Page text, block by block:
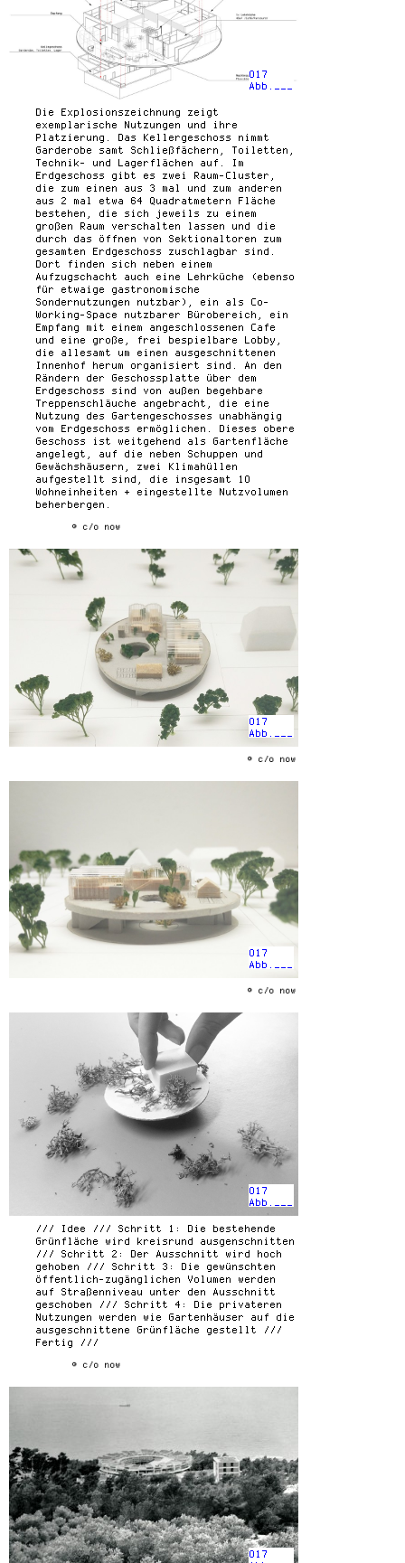
017
Abb.___
Die Explosionszeichnung zeigt
exemplarische Nutzungen und ihre
Platzierung. Das Kellergeschoss nimmt
Garderobe samt Schließfächern, Toiletten,
Technik- und Lagerflächen auf. Im
Erdgeschoss gibt es zwei Raum-Cluster,
die zum einen aus 3 mal und zum anderen
aus 2 mal etwa 64 Quadratmetern Fläche
bestehen, die sich jeweils zu einem
großen Raum verschalten lassen und die
durch das öffnen von Sektionaltoren zum
gesamten Erdgeschoss zuschlagbar sind.
Dort finden sich neben einem
Aufzugschacht auch eine Lehrküche (ebenso
für etwaige gastronomische
Sondernutzungen nutzbar), ein als Co-
Working-Space nutzbarer Bürobereich, ein
Empfang mit einem angeschlossenen Cafe
und eine große, frei bespielbare Lobby,
die allesamt um einen ausgeschnittenen
Innenhof herum organisiert sind. An den
Rändern der Geschossplatte über dem
Erdgeschoss sind von außen begehbare
Treppenschläuche angebracht, die eine
Nutzung des Gartengeschosses unabhängig
vom Erdgeschoss ermöglichen. Dieses obere
Geschoss ist weitgehend als Gartenfläche
angelegt, auf die neben Schuppen und
Gewächshäusern, zwei Klimahüllen
aufgestellt sind, die insgesamt 10
Wohneinheiten + eingestellte Nutzvolumen
beherbergen.
© c/o now
017
Abb.___
© c/o now
017
Abb.___
© c/o now
017
Abb.___
/// Idee /// Schritt 1: Die bestehende
Grünfläche wird kreisrund ausgenschnitten
/// Schritt 2: Der Ausschnitt wird hoch
gehoben /// Schritt 3: Die gewünschten
öffentlich-zugänglichen Volumen werden
auf Straßenniveau unter den Ausschnitt
geschoben /// Schritt 4: Die privateren
Nutzungen werden wie Gartenhäuser auf die
ausgeschnittene Grünfläche gestellt ///
Fertig ///
© c/o now
017